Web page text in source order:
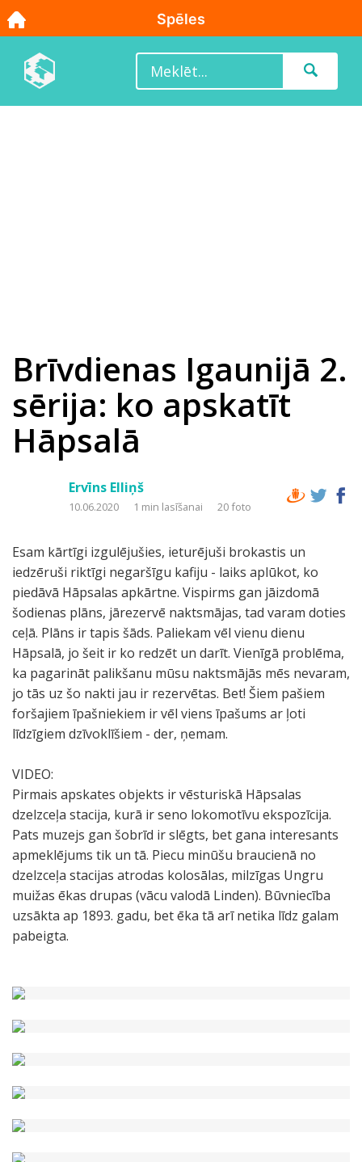
Brīvdienas Igaunijā 2.
sērija: ko apskatīt
Hāpsalā
Ervīns Elliņš
10.06.2020 1 min lasīšanai 20 foto
Esam kārtīgi izgulējušies, ieturējuši brokastis un
iedzēruši riktīgi negaršīgu kafiju - laiks aplūkot, ko
piedāvā Hāpsalas apkārtne. Vispirms gan jāizdomā
šodienas plāns, jārezervē naktsmājas, tad varam doties
ceļā. Plāns ir tapis šāds. Paliekam vēl vienu dienu
Hāpsalā, jo šeit ir ko redzēt un darīt. Vienīgā problēma,
ka pagarināt palikšanu mūsu naktsmājās mēs nevaram,
jo tās uz šo nakti jau ir rezervētas. Bet! Šiem pašiem
foršajiem īpašniekiem ir vēl viens īpašums ar ļoti
līdzīgiem dzīvoklīšiem - der, ņemam.
VIDEO:
Pirmais apskates objekts ir vēsturiskā Hāpsalas
dzelzceļa stacija, kurā ir seno lokomotīvu ekspozīcija.
Pats muzejs gan šobrīd ir slēgts, bet gana interesants
apmeklējums tik un tā. Piecu minūšu braucienā no
dzelzceļa stacijas atrodas kolosālas, milzīgas Ungru
muižas ēkas drupas (vācu valodā Linden). Būvniecība
uzsākta ap 1893. gadu, bet ēka tā arī netika līdz galam
pabeigta.